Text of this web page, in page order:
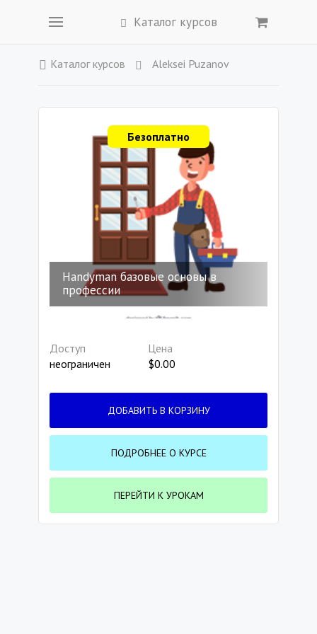
Каталог курсов
Каталог курсов Aleksei Puzanov
Безоплатно
Handyman базовые основы в
профессии
Доступ
неограничен
Цена
$0.00
ДОБАВИТЬ В КОРЗИНУ
ПОДРОБНЕЕ О КУРСЕ
ПЕРЕЙТИ К УРОКАМ